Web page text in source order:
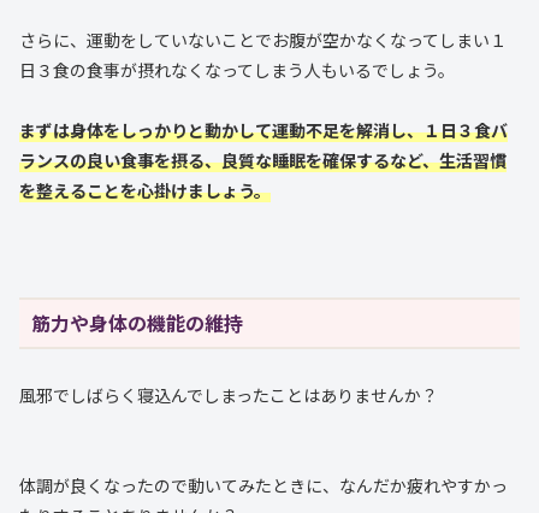
さらに、運動をしていないことでお腹が空かなくなってしまい１
日３食の食事が摂れなくなってしまう人もいるでしょう。
まずは身体をしっかりと動かして運動不足を解消し、１日３食バ
ランスの良い食事を摂る、良質な睡眠を確保するなど、生活習慣
を整えることを心掛けましょう。
筋力や身体の機能の維持
風邪でしばらく寝込んでしまったことはありませんか？
体調が良くなったので動いてみたときに、なんだか疲れやすかっ